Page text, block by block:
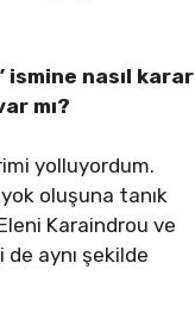
ismine nasıl karar
mı?
yolluyordum.
oluşuna tanık
Karaindrou ve
aynı şekilde